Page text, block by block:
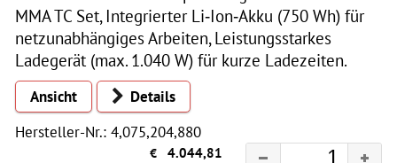
MMA TC Set, Integrierter Li‑Ion‑Akku (750 Wh) für
netzunabhängiges Arbeiten, Leistungsstarkes
Ladegerät (max. 1.040 W) für kurze Ladezeiten.
Ansicht
Details
Hersteller-Nr.: 4,075,204,880
€
4.044,81